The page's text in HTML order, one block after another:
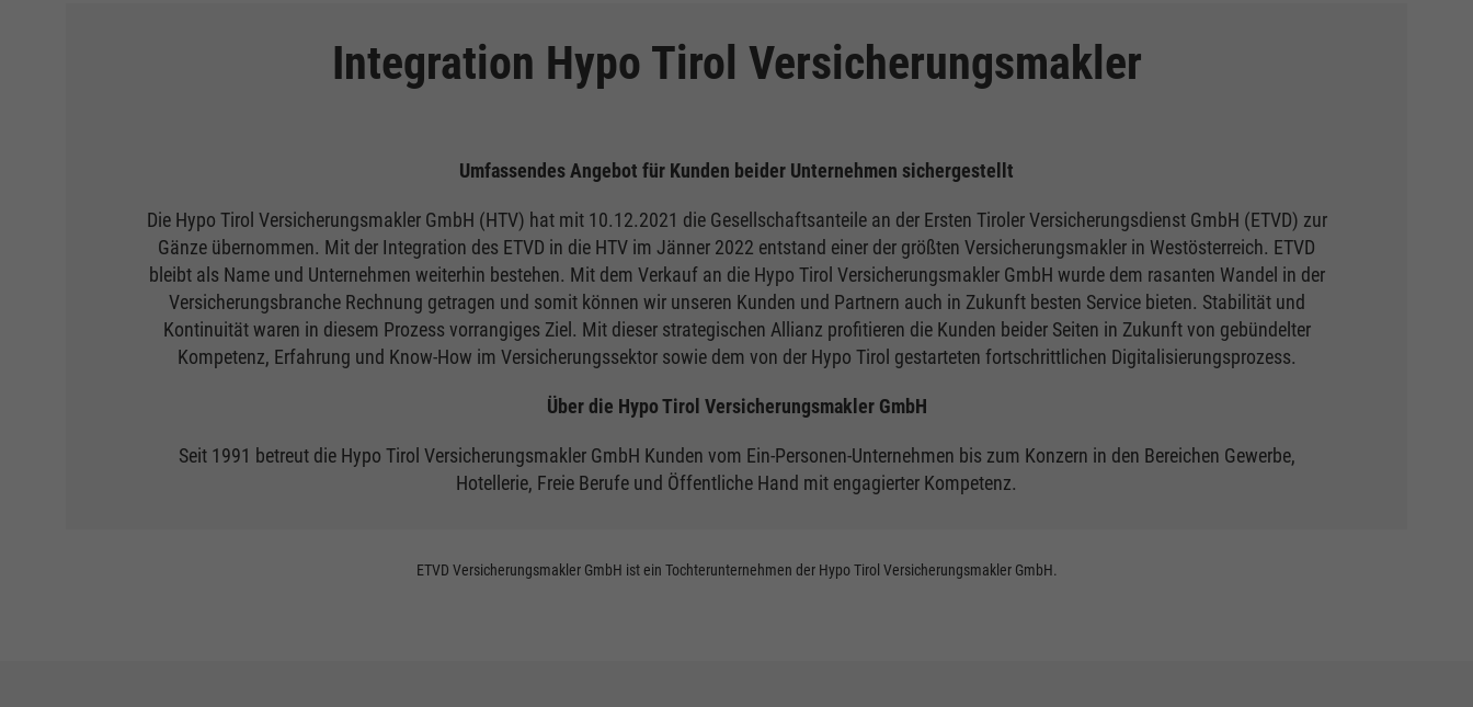
Integration Hypo Tirol Versicherungsmakler
Umfassendes Angebot für Kunden beider Unternehmen sichergestellt
Die Hypo Tirol Versicherungsmakler GmbH (HTV) hat mit 10.12.2021 die Gesellschaftsanteile an der Ersten Tiroler Versicherungsdienst GmbH (ETVD) zur
Gänze übernommen. Mit der Integration des ETVD in die HTV im Jänner 2022 entstand einer der größten Versicherungsmakler in Westösterreich. ETVD
bleibt als Name und Unternehmen weiterhin bestehen. Mit dem Verkauf an die Hypo Tirol Versicherungsmakler GmbH wurde dem rasanten Wandel in der
Versicherungsbranche Rechnung getragen und somit können wir unseren Kunden und Partnern auch in Zukunft besten Service bieten. Stabilität und
Kontinuität waren in diesem Prozess vorrangiges Ziel. Mit dieser strategischen Allianz profitieren die Kunden beider Seiten in Zukunft von gebündelter
Kompetenz, Erfahrung und Know-How im Versicherungssektor sowie dem von der Hypo Tirol gestarteten fortschrittlichen Digitalisierungsprozess.
Über die Hypo Tirol Versicherungsmakler GmbH
Seit 1991 betreut die Hypo Tirol Versicherungsmakler GmbH Kunden vom Ein-Personen-Unternehmen bis zum Konzern in den Bereichen Gewerbe,
Hotellerie, Freie Berufe und Öffentliche Hand mit engagierter Kompetenz.
ETVD Versicherungsmakler GmbH ist ein Tochterunternehmen der Hypo Tirol Versicherungsmakler GmbH.